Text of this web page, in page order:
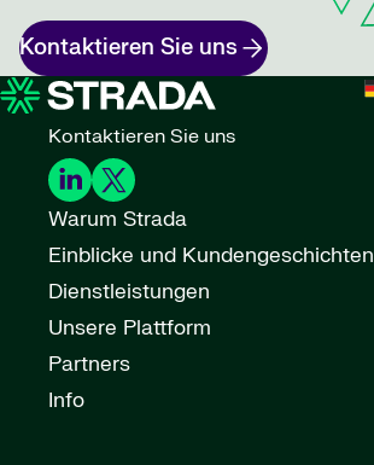
Kontaktieren Sie uns
Kontaktieren Sie uns
Warum Strada
Einblicke und Kundengeschichten
Dienstleistungen
Unsere Plattform
Partners
Info